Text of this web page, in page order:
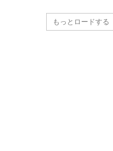
もっとロードする